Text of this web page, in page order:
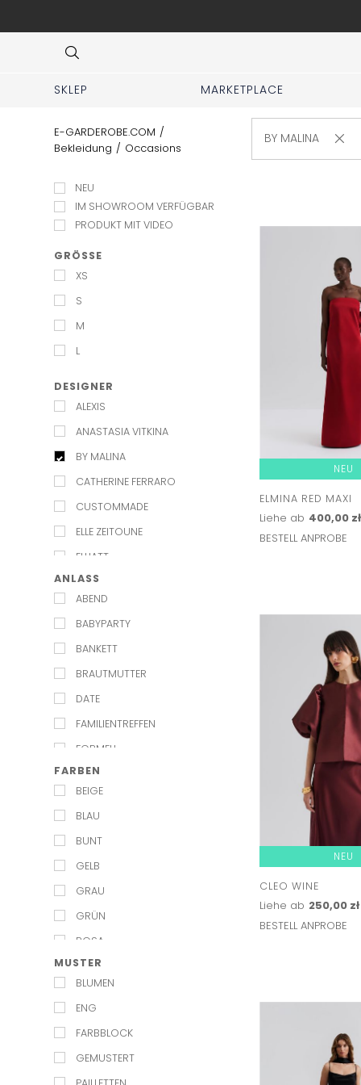
SKLEP MARKETPLACE
E-GARDEROBE.COM /
Bekleidung / Occasions
BY MALINA
NEU
IM SHOWROOM VERFÜGBAR
PRODUKT MIT VIDEO
GRÖSSE
XS
S
M
L
DESIGNER
ALEXIS
ANASTASIA VITKINA
BY MALINA
CATHERINE FERRARO
CUSTOMMADE
ELLE ZEITOUNE
ELLIATT
EXQUISE
JENESEQUA
KAROLINA NAJI
KELLY&KATIE
L'IDEE
LILY AND ROSE
LULU MADELINE
WINONA
ANLASS
ABEND
BABYPARTY
BANKETT
BRAUTMUTTER
DATE
FAMILIENTREFFEN
FORMELL
GARTENHOCHZEIT
GARTENPARTY
GEBURTSTAG
GESCHÄFTSFEIER
HOCHZEIT
JUNGGESELLINNENABSCHIED
KOMMUNION
FARBEN
BEIGE
BLAU
BUNT
GELB
GRAU
GRÜN
ROSA
ROT
SCHWARZ
VIOLETT
MUSTER
BLUMEN
ENG
FARBBLOCK
GEMUSTERT
NEU
ELMINA RED MAXI
Liehe ab 400,00 zł
BESTELL ANPROBE
NEU
CLEO WINE
Liehe ab 250,00 zł
BESTELL ANPROBE